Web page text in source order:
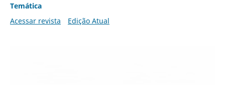
Temática
Acessar revista
Edição Atual